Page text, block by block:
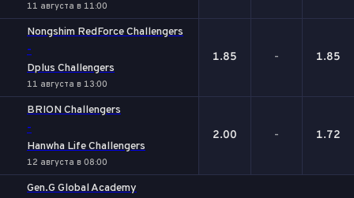
11 августа в 11:00
Nongshim RedForce Challengers
-
Dplus Challengers
11 августа в 13:00
1.85 - 1.85
BRION Challengers
-
Hanwha Life Challengers
12 августа в 08:00
2.00 - 1.72
Gen.G Global Academy